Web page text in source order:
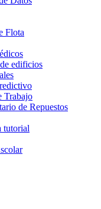
Flota
edificios
Trabajo
de Repuestos
tutorial